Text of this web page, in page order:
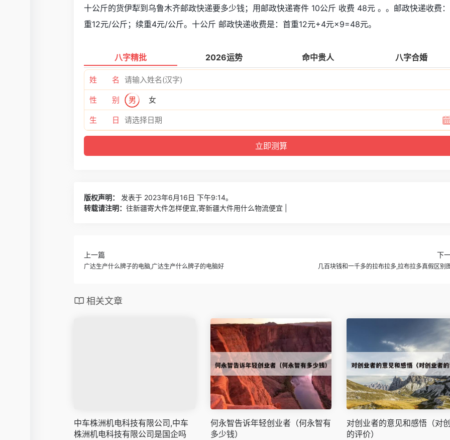
十公斤的货伊犁到乌鲁木齐邮政快递要多少钱；用邮政快递寄件 10公斤 收费 48元 。。邮政快递收费
重12元/公斤；续重4元/公斤。十公斤 邮政快递收费是：首重12元+4元×9=48元。
八字精批 2026运势 命中贵人 八字合婚
姓 名
性 别 男 女
生 日
版权声明：
发表于 2023年6月16日 下午9:14。
转载请注明： 往新疆寄大件怎样便宜,寄新疆大件用什么物流便宜 |
上一篇
广达生产什么牌子的电脑,广达生产什么牌子的电脑好
下
几百块钱和一千多的拉布拉多,拉布拉多真假区别
相关文章
中车株洲机电科技有限公司,中车
株洲机电科技有限公司是国企吗
何永智告诉年轻创业者（何永智有
多少钱）
对创业者的意见和感悟（对
的评价）